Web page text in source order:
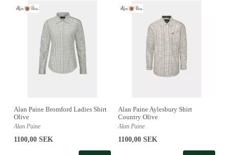
Alan Paine Bromford Ladies Shirt
Olive
Alan Paine
1100,00 SEK
Alan Paine Aylesbury Shirt
Country Olive
Alan Paine
1100,00 SEK